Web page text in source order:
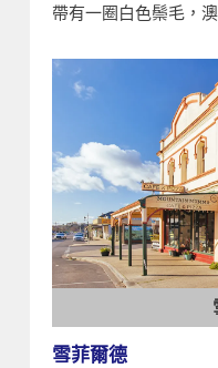
帶有一圈白色鬃毛，
雪菲爾德